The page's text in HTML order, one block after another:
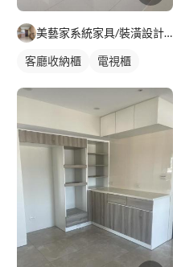
美藝家系統家具/裝潢設計/統包服務
客廳收納櫃 電視櫃